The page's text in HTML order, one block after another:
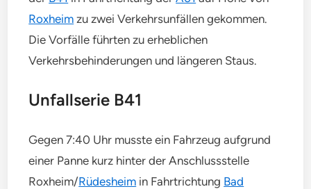
Roxheim zu zwei Verkehrsunfällen gekommen.
Die Vorfälle führten zu erheblichen
Verkehrsbehinderungen und längeren Staus.
Unfallserie B41
Gegen 7:40 Uhr musste ein Fahrzeug aufgrund
einer Panne kurz hinter der Anschlussstelle
Roxheim/Rüdesheim in Fahrtrichtung Bad